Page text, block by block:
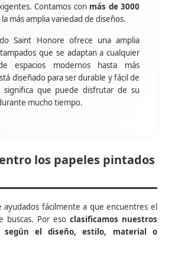
Contamos con más de 3000
más amplia variedad de diseños.
Saint Honore ofrece una amplia
que se adaptan a cualquier
espacios modernos hasta más
diseñado para ser durable y fácil de
significa que puede disfrutar de su
mucho tiempo.
los papeles pintados
ayudados fácilmente a que encuentres el
buscas. Por eso clasificamos nuestros
según el diseño, estilo, material o